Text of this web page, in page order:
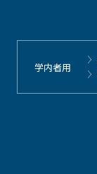
学内者用